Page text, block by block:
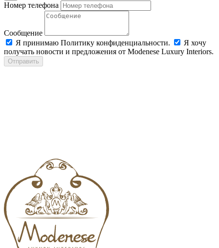
Номер телефона
Сообщение
Я принимаю Политику конфиденциальности.
Я хочу
получать новости и предложения от Modenese Luxury Interiors.
Отправить